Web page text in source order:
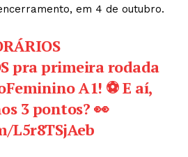
em 4 de outubro.
pra primeira rodada
A1! ⚽ E aí,
3 pontos? 👀
L5r8TSjAeb